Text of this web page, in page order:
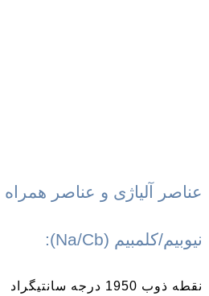
عناصر آلیاژی و عناصر
نیوبیم/کلمبیم (Na/Cb):
نقطه ذوب 1950 درجه سانتیگراد